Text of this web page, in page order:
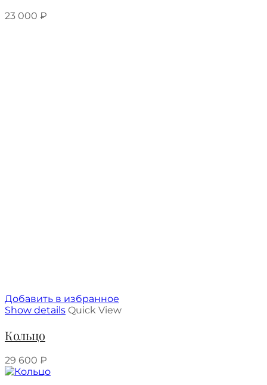
23 000 ₽
Добавить в избранное
Show details Quick View
Кольцо
29 600 ₽